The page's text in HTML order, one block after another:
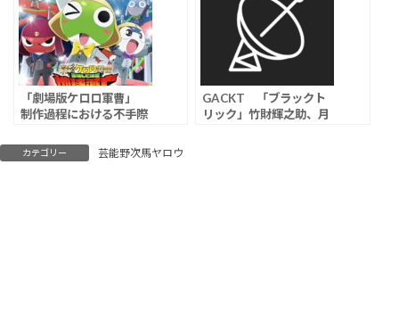
「劇場版ケロロ軍曹」
制作過程における不手際
せる演出・表現で一部権
利者の意向に反するもの
GACKT 「ブラックト
リック」竹財輝之助、月
カテゴリー 芸能野次馬ヤロウ